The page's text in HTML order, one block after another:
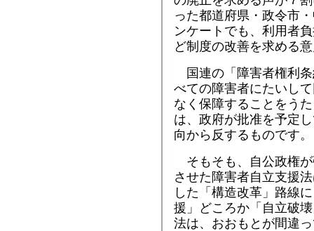
った都道府県・政令市
ンケートでも、利用者
ど制度の改善を求める
国連の「障害者権利
べての障害者にたいし
なく保障することをう
は、政府が批准を予定
向から反するものです。
そもそも、自公政権
させた障害者自立支援
した「構造改革」路線
援」どころか「自立破
法は、おおもとが間違